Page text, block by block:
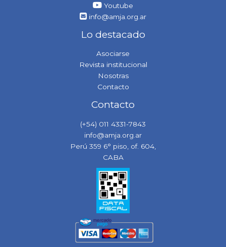
Youtube
info@amja.org.ar
Lo destacado
Asociarse
Revista institucional
Nosotras
Contacto
Contacto
(+54) 011 4331-7843
info@amja.org.ar
Perú 359 6° piso, of. 604,
CABA